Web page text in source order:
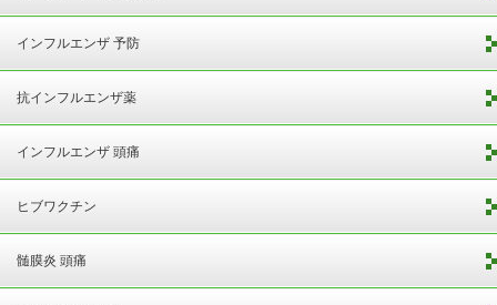
インフルエンザ 予防
抗インフルエンザ薬
インフルエンザ 頭痛
ヒブワクチン
髄膜炎 頭痛